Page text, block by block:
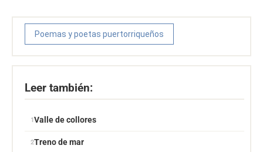
Poemas y poetas puertorriqueños
Leer también:
Valle de collores
Treno de mar